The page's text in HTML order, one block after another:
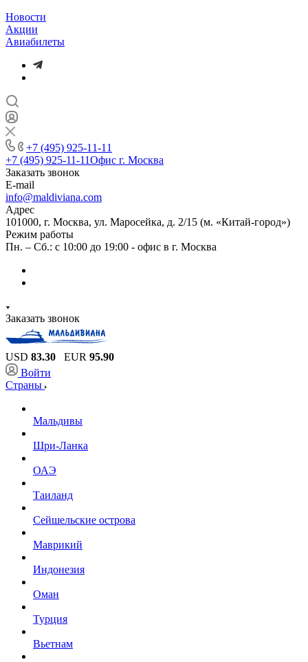
Новости
Акции
Авиабилеты
+7 (495) 925-11-11
+7 (495) 925-11-11Офис г. Москва
Заказать звонок
E-mail
info@maldiviana.com
Адрес
101000, г. Москва, ул. Маросейка, д. 2/15 (м. «Китай-город»)
Режим работы
Пн. – Сб.: с 10:00 до 19:00 - офис в г. Москва
Заказать звонок
USD 83.30 EUR 95.90
Войти
Страны
Мальдивы
Шри-Ланка
ОАЭ
Таиланд
Сейшельские острова
Маврикий
Индонезия
Оман
Турция
Вьетнам